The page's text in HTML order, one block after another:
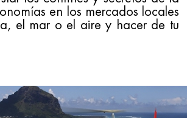
en los mercados locales
el mar o el aire y hacer de tu